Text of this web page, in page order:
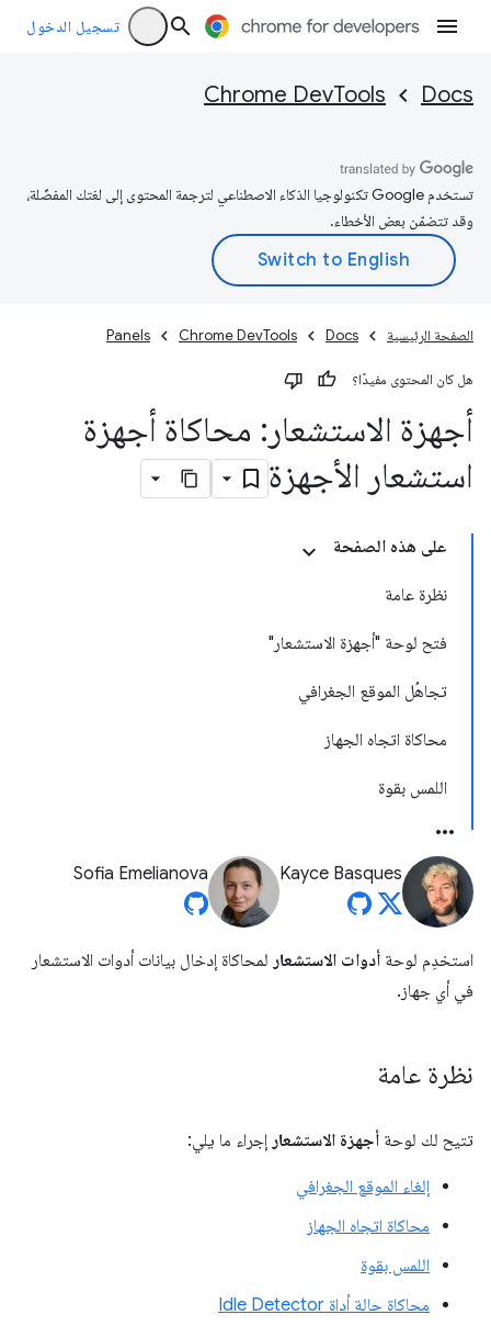
تسجيل الدخول
Docs
Chrome DevTools
تستخدم Google تكنولوجيا الذكاء الاصطناعي لترجمة المحتوى إلى لغتك المفضّلة،
وقد تتضمّن بعض الأخطاء.
الصفحة الرئيسية Docs
Chrome DevTools
Panels
هل كان المحتوى مفيدًا؟
أجهزة الاستشعار: محاكاة أجهزة
استشعار الأجهزة
على هذه الصفحة
نظرة عامة
فتح لوحة "أجهزة الاستشعار"
تجاهُل الموقع الجغرافي
محاكاة اتجاه الجهاز
اللمس بقوة
Kayce Basques
Sofia Emelianova
استخدِم لوحة أدوات الاستشعار لمحاكاة إدخال بيانات أدوات الاستشعار
في أي جهاز.
نظرة عامة
تتيح لك لوحة أجهزة الاستشعار إجراء ما يلي:
إلغاء الموقع الجغرافي
محاكاة اتجاه الجهاز
اللمس بقوة
محاكاة حالة أداة Idle Detector